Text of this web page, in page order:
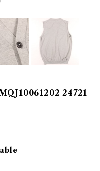
MQJ10061202 24721